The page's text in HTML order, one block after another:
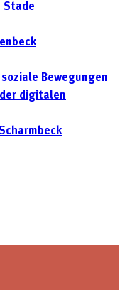
Stade
Bewegungen
digitalen